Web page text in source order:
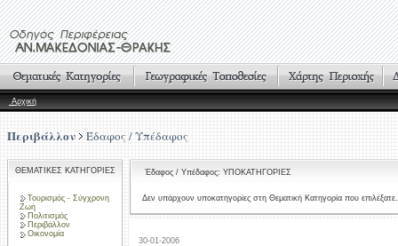
Αρχική
Περιβάλλον Έδαφος / Υπέδαφος
ΘΕΜΑΤΙΚΕΣ ΚΑΤΗΓΟΡΙΕΣ
Τουρισμός - Σύγχρονη
Ζωή
Πολιτισμός
Περιβάλλον
Οικονομία
Έδαφος / Υπέδαφος: ΥΠΟΚΑΤΗΓΟΡΙΕΣ
Δεν υπάρχουν υποκατηγορίες στη Θεματική Κατηγορία που επιλέξατε.
30-01-2006